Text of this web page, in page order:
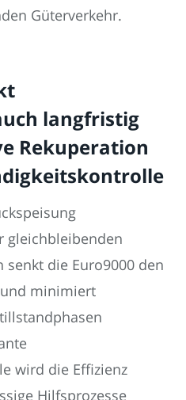
Güterverkehr.
langfristig
Rekuperation
gleichbleibenden
senkt die Euro9000 den
minimiert
wird die Effizienz
Hilfsprozesse